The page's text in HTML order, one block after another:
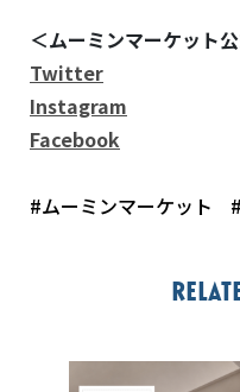
＜ムーミンマーケット
Twitter
Instagram
Facebook
#ムーミンマーケット